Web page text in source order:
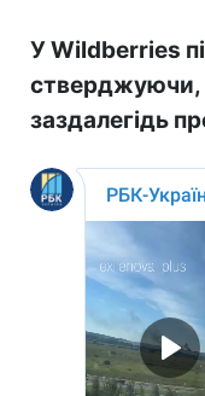
У Wildberries
стверджуючи,
заздалегідь